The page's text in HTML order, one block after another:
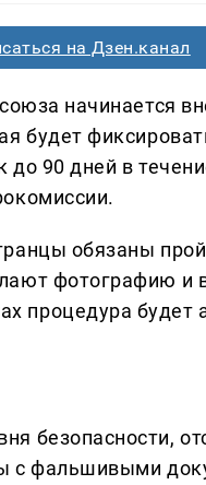
на Дзен.канал
начинается
будет
90 дней в
обязаны
фотографию и
процедура будет
безопасности,
с фальшивыми